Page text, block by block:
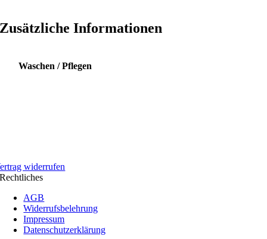
Zusätzliche Informationen
Waschen / Pflegen
widerrufen
Rechtliches
AGB
Widerrufsbelehrung
Impressum
Datenschutzerklärung